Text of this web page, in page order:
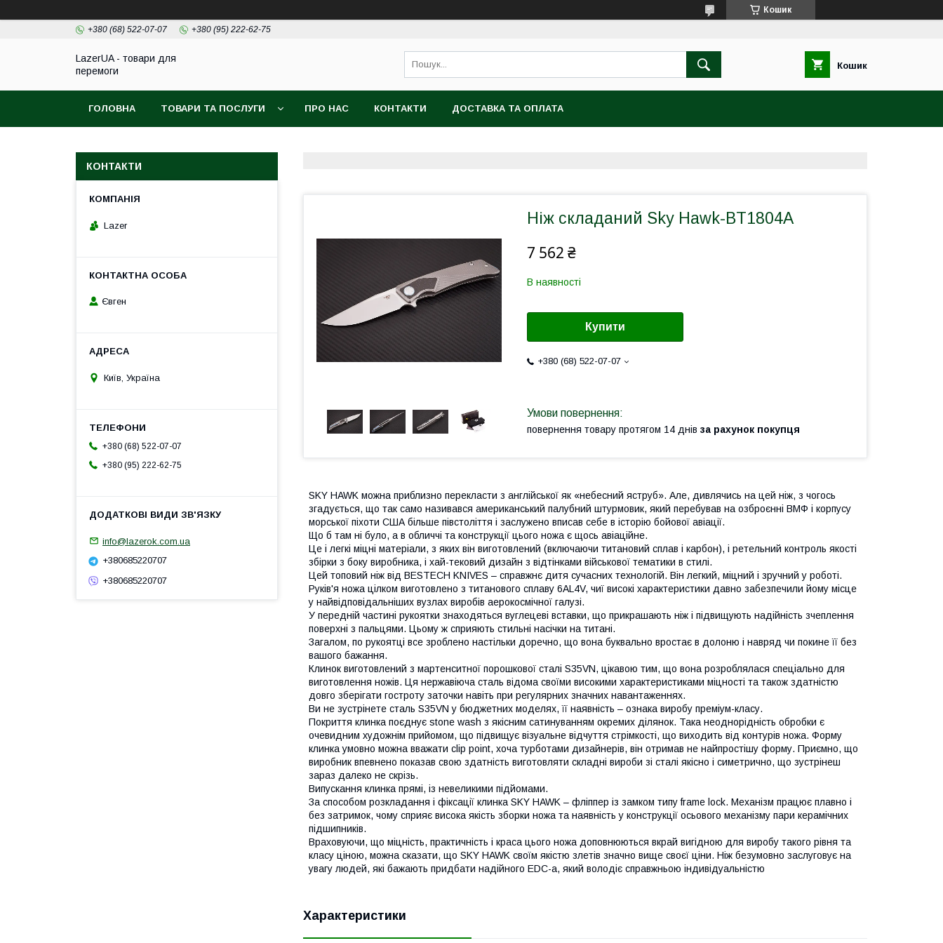
Кошик
+380 (68) 522-07-07 +380 (95) 222-62-75
LazerUA - товари для
перемоги
Кошик
ГОЛОВНА ТОВАРИ ТА ПОСЛУГИ ПРО НАС КОНТАКТИ ДОСТАВКА ТА ОПЛАТА
Ніж складаний Sky Hawk-BT1804A
7 562 ₴
В наявності
Купити
+380 (68) 522-07-07
повернення товару протягом 14 днів за рахунок покупця
SKY HAWK можна приблизно перекласти з англійської як «небесний яструб». Але, дивлячись на цей ніж, з чогось
згадується, що так само називався американський палубний штурмовик, який перебував на озброєнні ВМФ і корпусу
морської піхоти США більше півстоліття і заслужено вписав себе в історію бойової авіації.
Що б там ні було, а в обличчі та конструкції цього ножа є щось авіаційне.
Це і легкі міцні матеріали, з яких він виготовлений (включаючи титановий сплав і карбон), і ретельний контроль якості
збірки з боку виробника, і хай-тековий дизайн з відтінками військової тематики в стилі.
Цей топовий ніж від BESTECH KNIVES – справжнє дитя сучасних технологій. Він легкий, міцний і зручний у роботі.
Руків'я ножа цілком виготовлено з титанового сплаву 6AL4V, чиї високі характеристики давно забезпечили йому місце
у найвідповідальніших вузлах виробів аерокосмічної галузі.
У передній частині рукоятки знаходяться вуглецеві вставки, що прикрашають ніж і підвищують надійність зчеплення
поверхні з пальцями. Цьому ж сприяють стильні насічки на титані.
Загалом, по рукоятці все зроблено настільки доречно, що вона буквально вростає в долоню і навряд чи покине її без
вашого бажання.
Клинок виготовлений з мартенситної порошкової сталі S35VN, цікавою тим, що вона розроблялася спеціально для
виготовлення ножів. Ця нержавіюча сталь відома своїми високими характеристиками міцності та також здатністю
довго зберігати гостроту заточки навіть при регулярних значних навантаженнях.
Ви не зустрінете сталь S35VN у бюджетних моделях, її наявність – ознака виробу преміум-класу.
Покриття клинка поєднує stone wash з якісним сатинуванням окремих ділянок. Така неоднорідність обробки є
очевидним художнім прийомом, що підвищує візуальне відчуття стрімкості, що виходить від контурів ножа. Форму
клинка умовно можна вважати clip point, хоча турботами дизайнерів, він отримав не найпростішу форму. Приємно, що
виробник впевнено показав свою здатність виготовляти складні вироби зі сталі якісно і симетрично, що зустрінеш
зараз далеко не скрізь.
Випускання клинка прямі, із невеликими підйомами.
За способом розкладання і фіксації клинка SKY HAWK – фліппер із замком типу frame lock. Механізм працює плавно і
без затримок, чому сприяє висока якість зборки ножа та наявність у конструкції осьового механізму пари керамічних
підшипників.
Враховуючи, що міцність, практичність і краса цього ножа доповнюються вкрай вигідною для виробу такого рівня та
класу ціною, можна сказати, що SKY HAWK своїм якістю злетів значно вище своєї ціни. Ніж безумовно заслуговує на
увагу людей, які бажають придбати надійного EDC-а, який володіє справжньою індивідуальністю
Характеристики
КОНТАКТИ
Lazer
Євген
Київ, Україна
+380 (68) 522-07-07
+380 (95) 222-62-75
info@lazerok.com.ua
+380685220707
+380685220707